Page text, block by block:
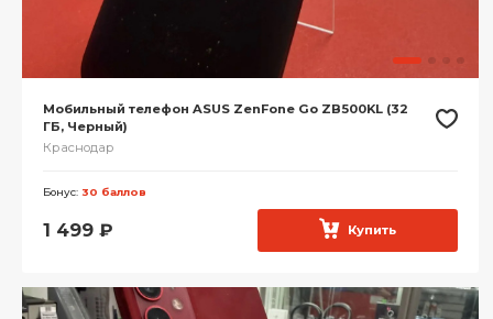
Мобильный телефон ASUS ZenFone Go ZB500KL (32
ГБ, Черный)
Краснодар
Бонус: 30 баллов
1 499 ₽ Купить